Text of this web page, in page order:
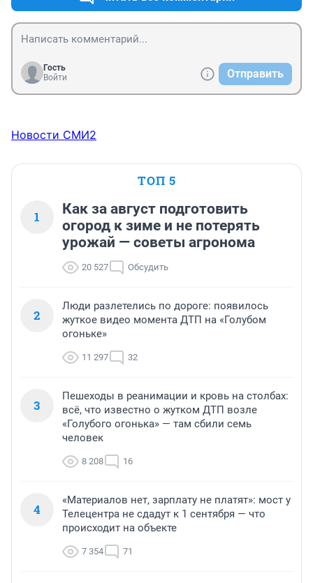
Гость
Войти
Отправить
Новости СМИ2
ТОП 5
1
Как за август подготовить
огород к зиме и не потерять
урожай — советы агронома
20 527 Обсудить
2
Люди разлетелись по дороге: появилось
жуткое видео момента ДТП на «Голубом
огоньке»
11 297 32
3
Пешеходы в реанимации и кровь на столбах:
всё, что известно о жутком ДТП возле
«Голубого огонька» — там сбили семь
человек
8 208 16
4
«Материалов нет, зарплату не платят»: мост у
Телецентра не сдадут к 1 сентября — что
происходит на объекте
7 354 71